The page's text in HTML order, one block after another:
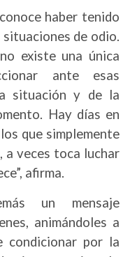
haber tenido
de odio.
existe una única
ante esas
situación y de la
Hay días en
que simplemente
a veces toca luchar
afirma.
un mensaje
animándoles a
condicionar por la